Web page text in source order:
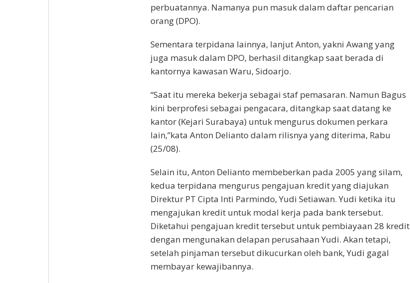
perbuatannya. Namanya pun masuk dalam daftar pencarian
orang (DPO).
Sementara terpidana lainnya, lanjut Anton, yakni Awang yang
juga masuk dalam DPO, berhasil ditangkap saat berada di
kantornya kawasan Waru, Sidoarjo.
“Saat itu mereka bekerja sebagai staf pemasaran. Namun Bagus
kini berprofesi sebagai pengacara, ditangkap saat datang ke
kantor (Kejari Surabaya) untuk mengurus dokumen perkara
lain,”kata Anton Delianto dalam rilisnya yang diterima, Rabu
(25/08).
Selain itu, Anton Delianto membeberkan pada 2005 yang silam,
kedua terpidana mengurus pengajuan kredit yang diajukan
Direktur PT Cipta Inti Parmindo, Yudi Setiawan. Yudi ketika itu
mengajukan kredit untuk modal kerja pada bank tersebut.
Diketahui pengajuan kredit tersebut untuk pembiayaan 28 kredit
dengan mengunakan delapan perusahaan Yudi. Akan tetapi,
setelah pinjaman tersebut dikucurkan oleh bank, Yudi gagal
membayar kewajibannya.